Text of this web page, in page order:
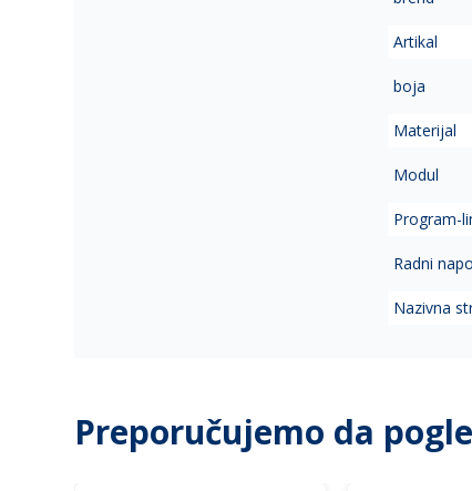
Artikal
boja
Materijal
Modul
Program-
Radni
Nazivna
Preporučujemo da